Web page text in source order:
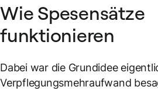
Wie Spesensätze
funktionieren
Dabei war die Grundidee
Verpflegungsmehraufwand